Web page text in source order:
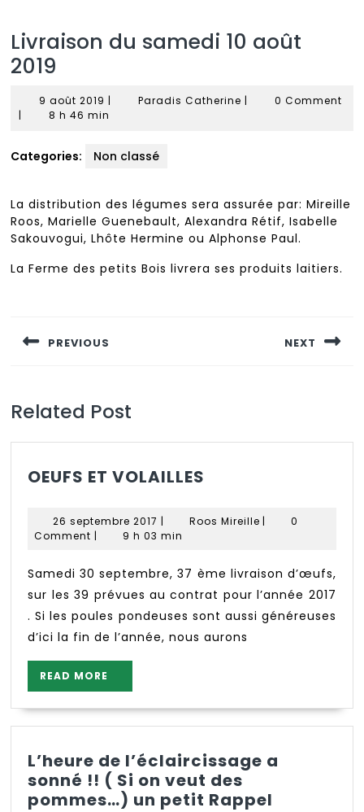
Livraison du samedi 10 août
2019
9 août 2019 9
août
| Paradis Catherine Paradis
|
0 Comment
|
8 h 46 min
Categories: Non classé
La distribution des légumes sera assurée par: Mireille
Roos, Marielle Guenebault, Alexandra Rétif, Isabelle
Sakouvogui, Lhôte Hermine ou Alphonse Paul.
La Ferme des petits Bois livrera ses produits laitiers.
l’article
PREVIOUS NEXT
Related Post
OEUFS ET VOLAILLES
VOLAILLES
26 septembre 2017 26
septembre
| Roos MireilleRoos
|
0
Comment | 9 h 03 min
Samedi 30 septembre, 37 ème livraison d’œufs,
sur les 39 prévues au contrat pour l’année 2017
. Si les poules pondeuses sont aussi généreuses
d’ici la fin de l’année, nous aurons
READ MORE
MORE
L’heure de l’éclaircissage a
sonné !! ( Si on veut des
pommes…) un petit Rappel